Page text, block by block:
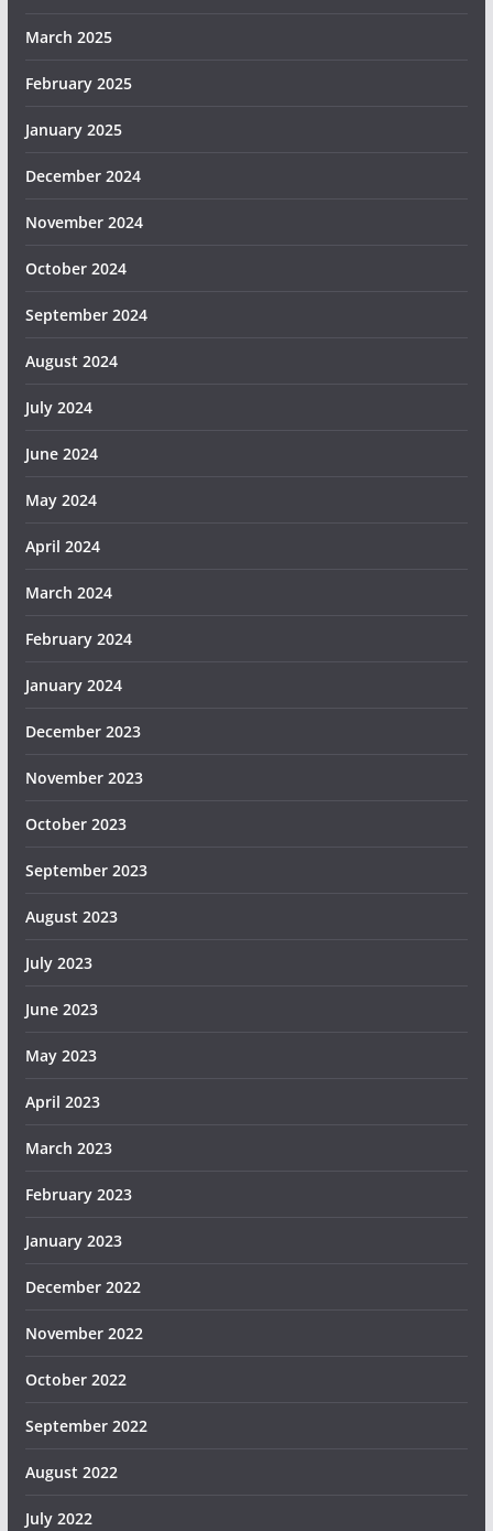
March 2025
February 2025
January 2025
December 2024
November 2024
October 2024
September 2024
August 2024
July 2024
June 2024
May 2024
April 2024
March 2024
February 2024
January 2024
December 2023
November 2023
October 2023
September 2023
August 2023
July 2023
June 2023
May 2023
April 2023
March 2023
February 2023
January 2023
December 2022
November 2022
October 2022
September 2022
August 2022
July 2022